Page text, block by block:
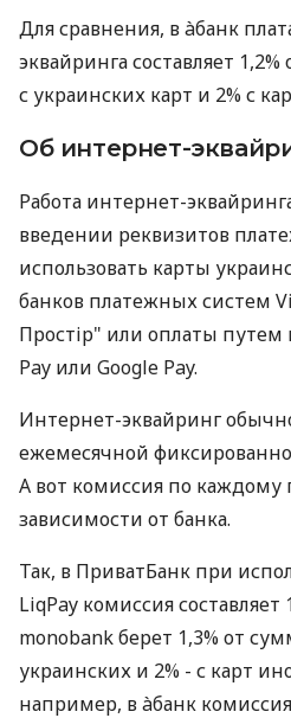
Для сравнения, в àбанк
эквайринга составляет
с украинских карт и 2% с
Об интернет-
Работа интернет-
введении реквизитов
использовать карты
банков платежных систем
Простір" или оплаты путем
Pay или Google Pay.
Интернет-эквайринг
ежемесячной
А вот комиссия по каждому
зависимости от банка.
Так, в ПриватБанк при
LiqPay комиссия
monobank берет 1,3% от
украинских и 2% - с карт
например, в àбанк комиссия